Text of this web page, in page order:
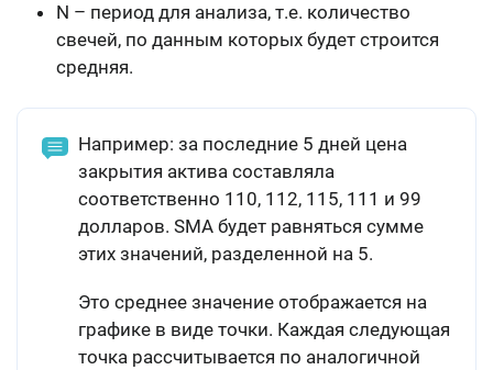
N – период для анализа, т.е. количество
свечей, по данным которых будет строится
средняя.
Например: за последние 5 дней цена
закрытия актива составляла
соответственно 110, 112, 115, 111 и 99
долларов. SMA будет равняться сумме
этих значений, разделенной на 5.
Это среднее значение отображается на
графике в виде точки. Каждая следующая
точка рассчитывается по аналогичной